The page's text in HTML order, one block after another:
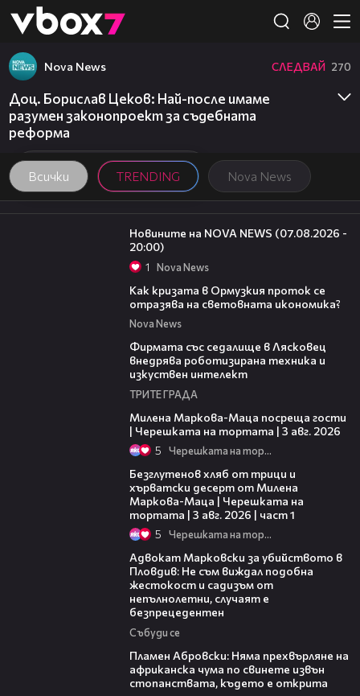
👾
Всички TRENDING Nova News
Nova News СЛЕДВАЙ 270
Доц. Борислав Цеков: Най-после имаме
разумен законопроект за съдебната
реформа
22:56
Новините на NOVA NEWS (07.08.2026 -
20:00)
1 Nova News
Как кризата в Ормузкия проток се
отразява на световната икономика?
Nova News
Фирмата със седалище в Лясковец
внедрява роботизирана техника и
изкуствен интелект
ТРИТЕ ГРАДА
Милена Маркова-Маца посреща гости
| Черешката на тортата | 3 авг. 2026
5 Черешката на тортата
Безглутенов хляб от трици и
хърватски десерт от Милена
Маркова-Маца | Черешката на
тортата | 3 авг. 2026 | част 1
5 Черешката на тортата
Адвокат Марковски за убийството в
Пловдив: Не съм виждал подобна
жестокост и садизъм от
непълнолетни, случаят е
безпрецедентен
Събуди се
Пламен Абровски: Няма прехвърляне на
африканска чума по свинете извън
стопанствата, където е открита